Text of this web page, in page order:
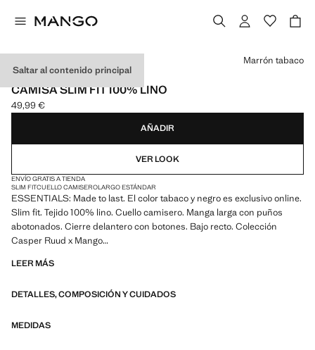
Saltar al contenido principal
ESSENTIALS
CAMISA SLIM FIT 100% LINO
Precio actual [49,99 € ]
49,99 €
Selecciona un color
Marrón tabaco
AÑADIR
VER LOOK
ENVÍO GRATIS A TIENDA
SLIM FITCUELLO CAMISEROLARGO ESTÁNDAR
ESSENTIALS: Made to last. El color tabaco y negro es exclusivo online.
Slim fit. Tejido 100% lino. Cuello camisero. Manga larga con puños
abotonados. Cierre delantero con botones. Bajo recto. Colección
Casper Ruud x Mango
ESSENTIALS: Made to last. Hemos reforzado nuestras exigencias de
Diseñadas considerando cuidadosamente su confección, son todavía
LEER MÁS
DETALLES, COMPOSICIÓN Y CUIDADOS
MEDIDAS